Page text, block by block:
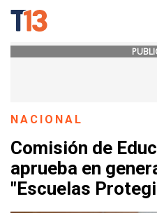
NACIONAL
Comisión de
aprueba en
"Escuelas